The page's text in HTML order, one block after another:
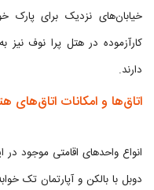
خیابان‌های نزدیک برای پارک
کارآزموده در هتل پرا نوف نیز
دارند.
اتاق‌ها و امکانات اتاق‌های
انواع واحدهای اقامتی موجود در
دوبل با بالکن و آپارتمان تک